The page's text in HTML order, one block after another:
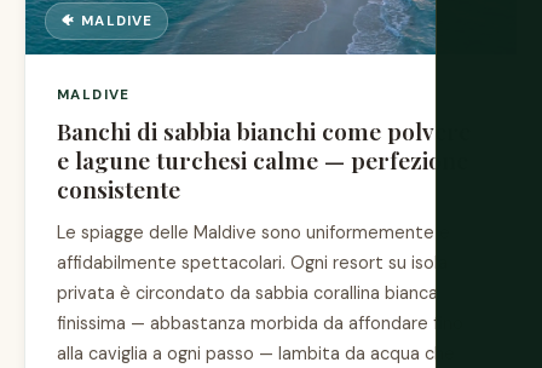
🐠 MALDIVE
MALDIVE
Banchi di sabbia bianchi come polvere
e lagune turchesi calme — perfezione
consistente
Le spiagge delle Maldive sono uniformemente e
affidabilmente spettacolari. Ogni resort su isola
privata è circondato da sabbia corallina bianca
finissima — abbastanza morbida da affondare fino
alla caviglia a ogni passo — lambita da acqua che